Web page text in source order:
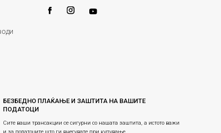
БЕЗБЕДНО ПЛАЌАЊЕ И ЗАШТИТА НА ВАШИТЕ
ПОДАТОЦИ
Сите ваши трансакции се сигурни со нашата заштита, а истото важи
и за податоците што ги внесувате при купување.